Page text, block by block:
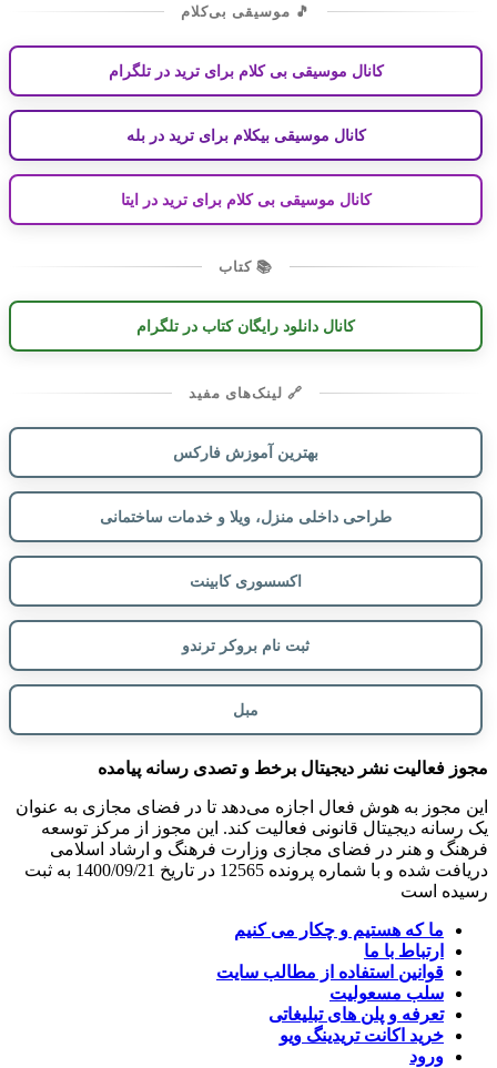
🎵 موسیقی بی‌کلام
کانال موسیقی بی کلام برای ترید در تلگرام
کانال موسیقی بیکلام برای ترید در بله
کانال موسیقی بی کلام برای ترید در ایتا
📚 کتاب
کانال دانلود رایگان کتاب در تلگرام
🔗 لینک‌های مفید
بهترین آموزش فارکس
طراحی داخلی منزل، ویلا و خدمات ساختمانی
اکسسوری کابینت
ثبت نام بروکر ترندو
مبل
مجوز فعالیت نشر دیجیتال برخط و تصدی رسانه پیامده
این مجوز به هوش فعال اجازه می‌دهد تا در فضای مجازی به عنوان
یک رسانه دیجیتال قانونی فعالیت کند. این مجوز از مرکز توسعه
فرهنگ و هنر در فضای مجازی وزارت فرهنگ و ارشاد اسلامی
دریافت شده و با شماره پرونده 12565 در تاریخ 1400/09/21 به ثبت
رسیده است
ما که هستیم و چکار می کنیم
ارتباط با ما
قوانین استفاده از مطالب سایت
سلب مسعولیت
تعرفه و پلن های تبلیغاتی
خرید اکانت تریدینگ ویو
ورود